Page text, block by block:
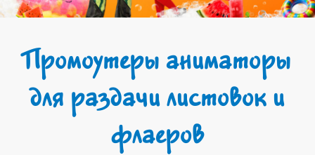
Промоутеры аниматоры
для раздачи листовок и
флаеров